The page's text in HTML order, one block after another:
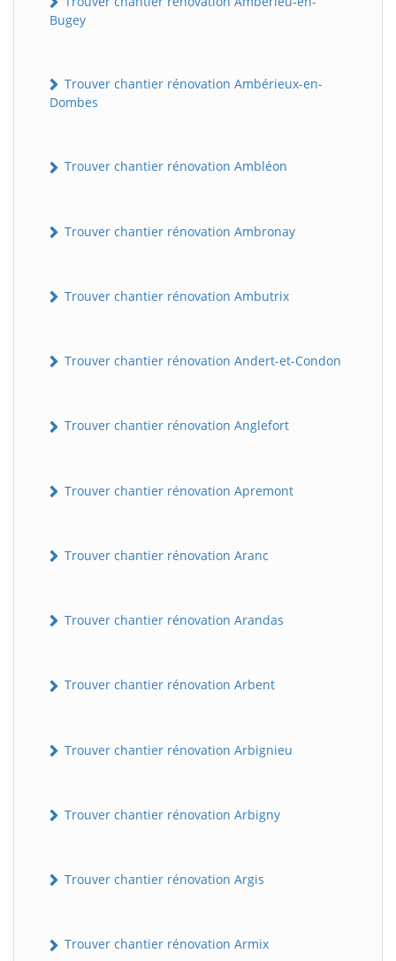
Bugey
Trouver chantier rénovation Ambérieux-en-
Dombes
Trouver chantier rénovation Ambléon
Trouver chantier rénovation Ambronay
Trouver chantier rénovation Ambutrix
Trouver chantier rénovation Andert-et-Condon
Trouver chantier rénovation Anglefort
Trouver chantier rénovation Apremont
Trouver chantier rénovation Aranc
Trouver chantier rénovation Arandas
Trouver chantier rénovation Arbent
Trouver chantier rénovation Arbignieu
Trouver chantier rénovation Arbigny
Trouver chantier rénovation Argis
Trouver chantier rénovation Armix